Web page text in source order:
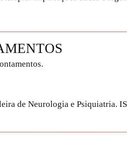
de Neurologia e Psiquiatria.